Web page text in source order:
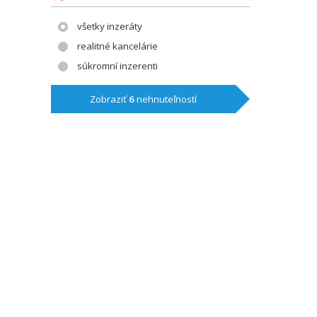
všetky inzeráty
realitné kancelárie
súkromní inzerenti
Zobraziť6nehnuteľností